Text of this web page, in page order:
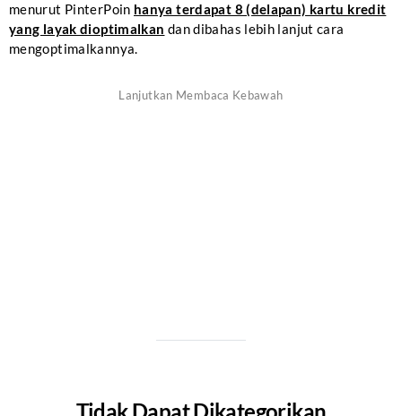
menurut PinterPoin hanya terdapat 8 (delapan) kartu kredit
yang layak dioptimalkan dan dibahas lebih lanjut cara
mengoptimalkannya.